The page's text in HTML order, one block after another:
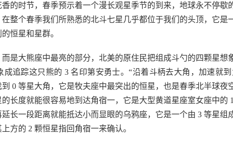
的时节，春季预示着一个漫长观星季节的到来，地球永不停歇
整个春季我们所熟悉的北斗七星几乎都位于我们的头顶，它是
恒星和星群。
是大熊座中最亮的部分，北美的原住民把组成斗勺的四颗星想
成追踪这只熊的 3 名印第安勇士。“沿着斗柄去大角，加速就
0 等星大角，它是牧夫座中最突出的恒星，也是春季北半球夜
长度就能很容易地到达角宿一，它是大型黄道星座室女座中的
长一段距离就能抵达小而显眼的乌鸦座，它是一个由 3 等星组
方的 2 颗恒星指回角宿一来确认。